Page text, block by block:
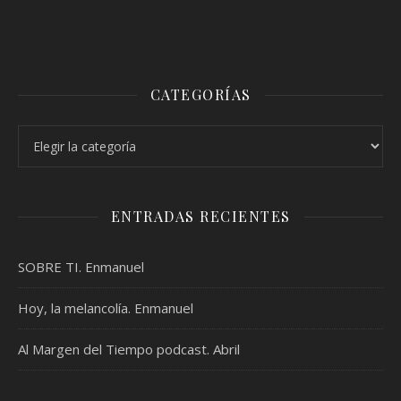
CATEGORÍAS
ENTRADAS RECIENTES
SOBRE TI. Enmanuel
Hoy, la melancolía. Enmanuel
Al Margen del Tiempo podcast. Abril